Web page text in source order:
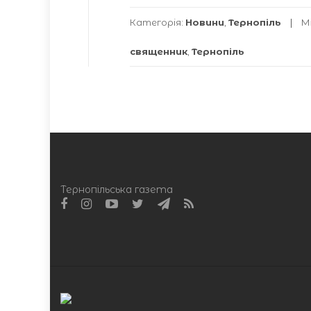
Категорія: Новини Тернопіль
священник Тернопіль
Тернопільська газета